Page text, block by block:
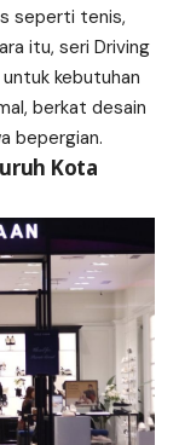
seperti tenis,
itu, seri Driving
kebutuhan
berkat desain
bepergian.
Kota